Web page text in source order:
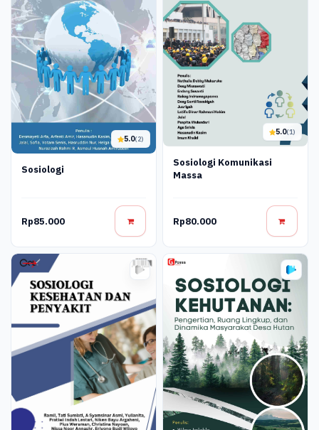
5.0(2)
Sosiologi
Rp85.000
5.0(1)
Sosiologi Komunikasi
Massa
Rp80.000